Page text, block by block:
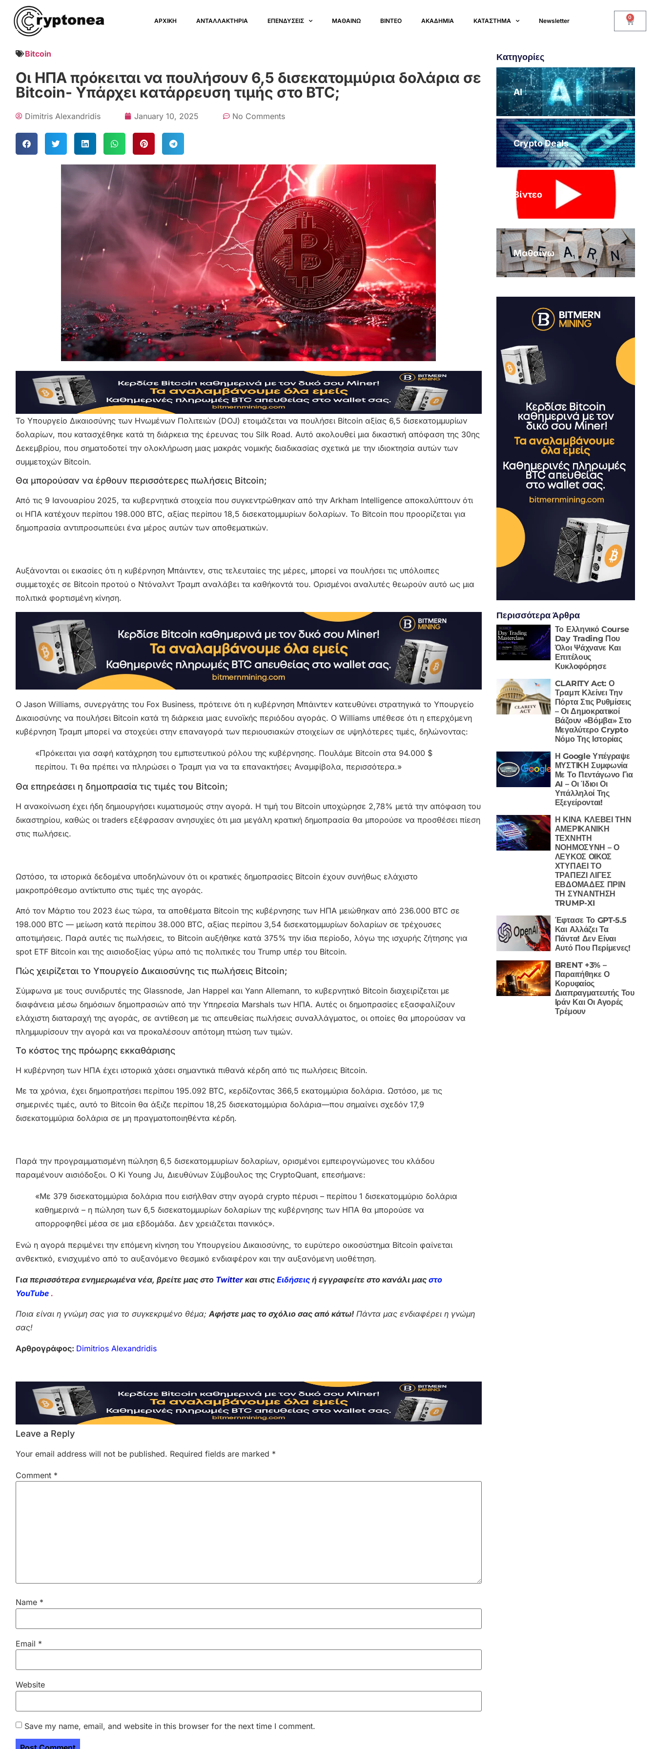
ΑΡΧΙΚΗ ΑΝΤΑΛΛΑΚΤΗΡΙΑ ΕΠΕΝΔΥΣΕΙΣ ΜΑΘΑΙΝΩ ΒΙΝΤΕΟ ΑΚΑΔΗΜΙΑ ΚΑΤΑΣΤΗΜΑ Newsletter 0
Bitcoin
Οι ΗΠΑ πρόκειται να πουλήσουν 6,5 δισεκατομμύρια δολάρια σε
Bitcoin- Υπάρχει κατάρρευση τιμής στο BTC;
Dimitris Alexandridis January 10, 2025 No Comments
Το Υπουργείο Δικαιοσύνης των Ηνωμένων Πολιτειών (DOJ) ετοιμάζεται να πουλήσει Bitcoin αξίας 6,5 δισεκατομμυρίων
δολαρίων, που κατασχέθηκε κατά τη διάρκεια της έρευνας του Silk Road. Αυτό ακολουθεί μια δικαστική απόφαση της 30ης
Δεκεμβρίου, που σηματοδοτεί την ολοκλήρωση μιας μακράς νομικής διαδικασίας σχετικά με την ιδιοκτησία αυτών των
συμμετοχών Bitcoin.
Θα μπορούσαν να έρθουν περισσότερες πωλήσεις Bitcoin;
Από τις 9 Ιανουαρίου 2025, τα κυβερνητικά στοιχεία που συγκεντρώθηκαν από την Arkham Intelligence αποκαλύπτουν ότι
οι ΗΠΑ κατέχουν περίπου 198.000 BTC, αξίας περίπου 18,5 δισεκατομμυρίων δολαρίων. Το Bitcoin που προορίζεται για
δημοπρασία αντιπροσωπεύει ένα μέρος αυτών των αποθεματικών.
Αυξάνονται οι εικασίες ότι η κυβέρνηση Μπάιντεν, στις τελευταίες της μέρες, μπορεί να πουλήσει τις υπόλοιπες
συμμετοχές σε Bitcoin προτού ο Ντόναλντ Τραμπ αναλάβει τα καθήκοντά του. Ορισμένοι αναλυτές θεωρούν αυτό ως μια
πολιτικά φορτισμένη κίνηση.
Ο Jason Williams, συνεργάτης του Fox Business, πρότεινε ότι η κυβέρνηση Μπάιντεν κατευθύνει στρατηγικά το Υπουργείο
Δικαιοσύνης να πουλήσει Bitcoin κατά τη διάρκεια μιας ευνοϊκής περιόδου αγοράς. Ο Williams υπέθεσε ότι η επερχόμενη
κυβέρνηση Τραμπ μπορεί να στοχεύει στην επαναγορά των περιουσιακών στοιχείων σε υψηλότερες τιμές, δηλώνοντας:
«Πρόκειται για σαφή κατάχρηση του εμπιστευτικού ρόλου της κυβέρνησης. Πουλάμε Bitcoin στα 94.000 $
περίπου. Τι θα πρέπει να πληρώσει ο Τραμπ για να τα επανακτήσει; Αναμφίβολα, περισσότερα.»
Θα επηρεάσει η δημοπρασία τις τιμές του Bitcoin;
Η ανακοίνωση έχει ήδη δημιουργήσει κυματισμούς στην αγορά. Η τιμή του Bitcoin υποχώρησε 2,78% μετά την απόφαση του
δικαστηρίου, καθώς οι traders εξέφρασαν ανησυχίες ότι μια μεγάλη κρατική δημοπρασία θα μπορούσε να προσθέσει πίεση
στις πωλήσεις.
Ωστόσο, τα ιστορικά δεδομένα υποδηλώνουν ότι οι κρατικές δημοπρασίες Bitcoin έχουν συνήθως ελάχιστο
μακροπρόθεσμο αντίκτυπο στις τιμές της αγοράς.
Από τον Μάρτιο του 2023 έως τώρα, τα αποθέματα Bitcoin της κυβέρνησης των ΗΠΑ μειώθηκαν από 236.000 BTC σε
198.000 BTC — μείωση κατά περίπου 38.000 BTC, αξίας περίπου 3,54 δισεκατομμυρίων δολαρίων σε τρέχουσες
αποτιμήσεις. Παρά αυτές τις πωλήσεις, το Bitcoin αυξήθηκε κατά 375% την ίδια περίοδο, λόγω της ισχυρής ζήτησης για
spot ETF Bitcoin και της αισιοδοξίας γύρω από τις πολιτικές του Trump υπέρ του Bitcoin.
Πώς χειρίζεται το Υπουργείο Δικαιοσύνης τις πωλήσεις Bitcoin;
Σύμφωνα με τους συνιδρυτές της Glassnode, Jan Happel και Yann Allemann, το κυβερνητικό Bitcoin διαχειρίζεται με
διαφάνεια μέσω δημόσιων δημοπρασιών από την Υπηρεσία Marshals των ΗΠΑ. Αυτές οι δημοπρασίες εξασφαλίζουν
ελάχιστη διαταραχή της αγοράς, σε αντίθεση με τις απευθείας πωλήσεις συναλλάγματος, οι οποίες θα μπορούσαν να
πλημμυρίσουν την αγορά και να προκαλέσουν απότομη πτώση των τιμών.
Το κόστος της πρόωρης εκκαθάρισης
Η κυβέρνηση των ΗΠΑ έχει ιστορικά χάσει σημαντικά πιθανά κέρδη από τις πωλήσεις Bitcoin.
Με τα χρόνια, έχει δημοπρατήσει περίπου 195.092 BTC, κερδίζοντας 366,5 εκατομμύρια δολάρια. Ωστόσο, με τις
σημερινές τιμές, αυτό το Bitcoin θα άξιζε περίπου 18,25 δισεκατομμύρια δολάρια—που σημαίνει σχεδόν 17,9
δισεκατομμύρια δολάρια σε μη πραγματοποιηθέντα κέρδη.
Παρά την προγραμματισμένη πώληση 6,5 δισεκατομμυρίων δολαρίων, ορισμένοι εμπειρογνώμονες του κλάδου
παραμένουν αισιόδοξοι. Ο Ki Young Ju, Διευθύνων Σύμβουλος της CryptoQuant, επεσήμανε:
«Με 379 δισεκατομμύρια δολάρια που εισήλθαν στην αγορά crypto πέρυσι – περίπου 1 δισεκατομμύριο δολάρια
καθημερινά – η πώληση των 6,5 δισεκατομμυρίων δολαρίων της κυβέρνησης των ΗΠΑ θα μπορούσε να
απορροφηθεί μέσα σε μια εβδομάδα. Δεν χρειάζεται πανικός».
Ενώ η αγορά περιμένει την επόμενη κίνηση του Υπουργείου Δικαιοσύνης, το ευρύτερο οικοσύστημα Bitcoin φαίνεται
ανθεκτικό, ενισχυμένο από το αυξανόμενο θεσμικό ενδιαφέρον και την αυξανόμενη υιοθέτηση.
Για περισσότερα ενημερωμένα νέα, βρείτε μας στο Twitter και στις Ειδήσεις ή εγγραφείτε στο κανάλι μας στο
YouTube .
Ποια είναι η γνώμη σας για το συγκεκριμένο θέμα;Αφήστε μας το σχόλιο σας από κάτω! Πάντα μας ενδιαφέρει η γνώμη
σας!
Αρθρογράφος: Dimitrios Alexandridis
Leave a Reply
Your email address will not be published. Required fields are marked *
Comment *
Name *
Email *
Website
Save my name, email, and website in this browser for the next time I comment.
Κατηγορίες
AI
Crypto Deals
Βίντεο
Μαθαίνω
Περισσότερα Άρθρα
Το Ελληνικό Course
Day Trading Που
Όλοι Ψάχνανε Και
Επιτέλους
Κυκλοφόρησε
CLARITY Act: Ο
Τραμπ Κλείνει Την
Πόρτα Στις Ρυθμίσεις
– Οι Δημοκρατικοί
Βάζουν «Βόμβα» Στο
Μεγαλύτερο Crypto
Νόμο Της Ιστορίας
Η Google Υπέγραψε
ΜΥΣΤΙΚΗ Συμφωνία
Με Το Πεντάγωνο Για
AI – Οι Ίδιοι Οι
Υπάλληλοί Της
Εξεγείρονται!
Η ΚΙΝΑ ΚΛΕΒΕΙ ΤΗΝ
ΑΜΕΡΙΚΑΝΙΚΗ
ΤΕΧΝΗΤΗ
ΝΟΗΜΟΣΥΝΗ – Ο
ΛΕΥΚΟΣ ΟΙΚΟΣ
ΧΤΥΠΑΕΙ ΤΟ
ΤΡΑΠΕΖΙ ΛΙΓΕΣ
ΕΒΔΟΜΑΔΕΣ ΠΡΙΝ
ΤΗ ΣΥΝΑΝΤΗΣΗ
TRUMP-XI
Έφτασε Το GPT-5.5
Και Αλλάζει Τα
Πάντα! Δεν Είναι
Αυτό Που Περίμενες!
BRENT +3% –
Παραιτήθηκε Ο
Κορυφαίος
Διαπραγματευτής Του
Ιράν Και Οι Αγορές
Τρέμουν